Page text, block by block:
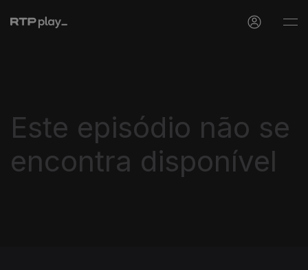
Este episódio não se
encontra disponível